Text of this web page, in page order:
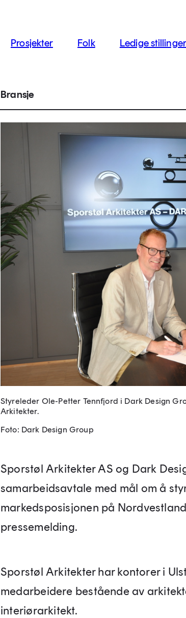
Prosjekter Folk Ledige stillinger
Bransje
Styreleder Ole-Petter Tennfjord i Dark Design
Arkitekter.
Foto: Dark Design Group
Sporstøl Arkitekter AS og Dark
samarbeidsavtale med mål om å
markedsposisjonen på
pressemelding.
Sporstøl Arkitekter har kontorer i
medarbeidere bestående av
interiørarkitekt.